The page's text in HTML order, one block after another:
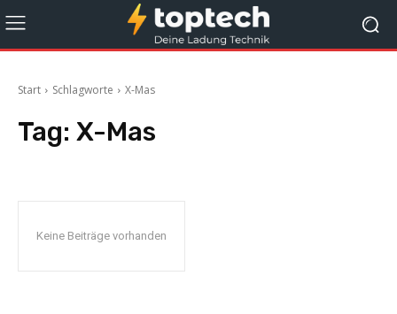
Start Schlagworte X-Mas
Tag: X-Mas
Keine Beiträge vorhanden